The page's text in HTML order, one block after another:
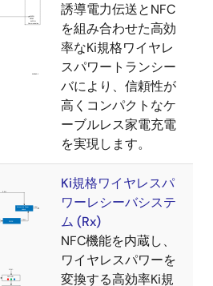
誘導電力伝送とNFC
を組み合わせた高効
率なKi規格ワイヤレ
スパワートランシー
バにより、信頼性が
高くコンパクトなケ
ーブルレス家電充電
を実現します。
Ki規格ワイヤレスパ
ワーレシーバシステ
ム (Rx)
NFC機能を内蔵し、
ワイヤレスパワーを
変換する高効率Ki規